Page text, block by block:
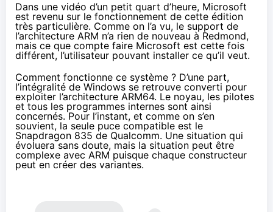
Dans une vidéo d’un petit quart d’heure, Microsoft
est revenu sur le fonctionnement de cette édition
très particulière. Comme on l’a vu, le support de
l’architecture ARM n’a rien de nouveau à Redmond,
mais ce que compte faire Microsoft est cette fois
différent, l’utilisateur pouvant installer ce qu’il veut.
Comment fonctionne ce système ? D’une part,
l’intégralité de Windows se retrouve converti pour
exploiter l’architecture ARM64. Le noyau, les pilotes
et tous les programmes internes sont ainsi
concernés. Pour l’instant, et comme on s’en
souvient, la seule puce compatible est le
Snapdragon 835 de Qualcomm. Une situation qui
évoluera sans doute, mais la situation peut être
complexe avec ARM puisque chaque constructeur
peut en créer des variantes.